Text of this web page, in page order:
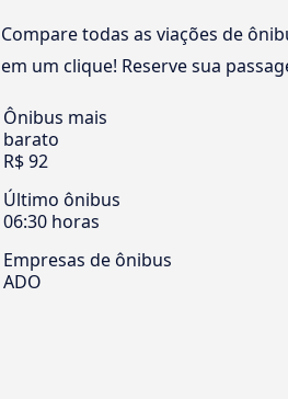
Compare todas as viações de
em um clique! Reserve sua
Ônibus mais
barato
R$ 92
Último ônibus
06:30 horas
Empresas de ônibus
ADO